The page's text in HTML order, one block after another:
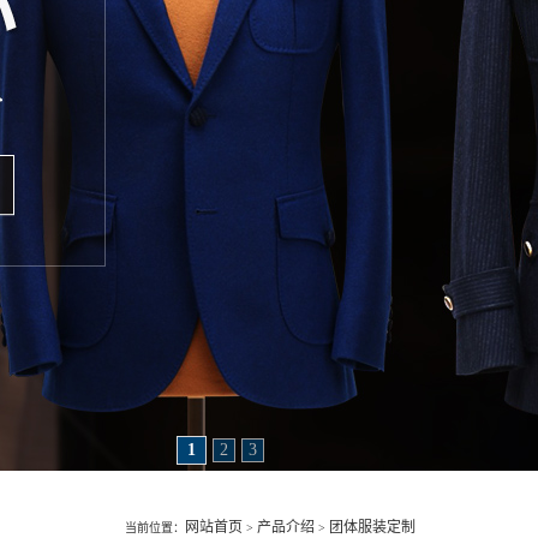
1 2 3
当前位置： 网站首页 > 产品介绍 > 团体服装定制